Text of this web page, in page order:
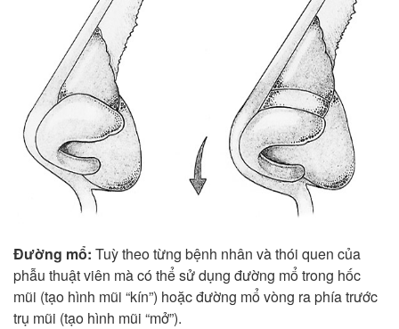
Đường mổ: Tuỳ theo từng bệnh nhân và thói quen của
phẫu thuật viên mà có thể sử dụng đường mổ trong hốc
mũi (tạo hình mũi “kín”) hoặc đường mổ vòng ra phía trước
trụ mũi (tạo hình mũi “mở”).